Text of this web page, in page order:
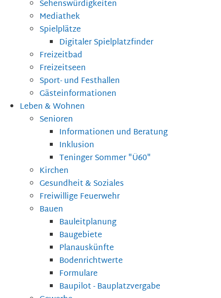
Sehenswürdigkeiten
Mediathek
Spielplätze
Digitaler Spielplatzfinder
Freizeitbad
Freizeitseen
Sport- und Festhallen
Gästeinformationen
Leben & Wohnen
Senioren
Informationen und Beratung
Inklusion
Teninger Sommer "Ü60"
Kirchen
Gesundheit & Soziales
Freiwillige Feuerwehr
Bauen
Bauleitplanung
Baugebiete
Planauskünfte
Bodenrichtwerte
Formulare
Baupilot - Bauplatzvergabe